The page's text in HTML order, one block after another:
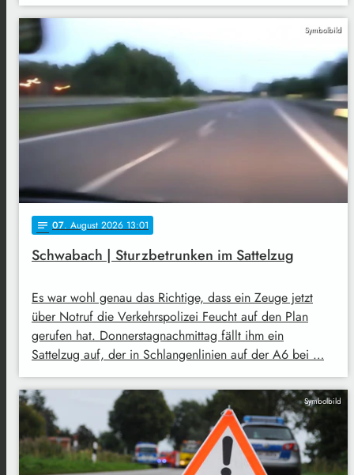
Symbolbild
notes 07. August 2026 13:01
Schwabach | Sturzbetrunken im Sattelzug
Es war wohl genau das Richtige, dass ein Zeuge jetzt
über Notruf die Verkehrspolizei Feucht auf den Plan
gerufen hat. Donnerstagnachmittag fällt ihm ein
Sattelzug auf, der in Schlangenlinien auf der A6 bei …
Symbolbild